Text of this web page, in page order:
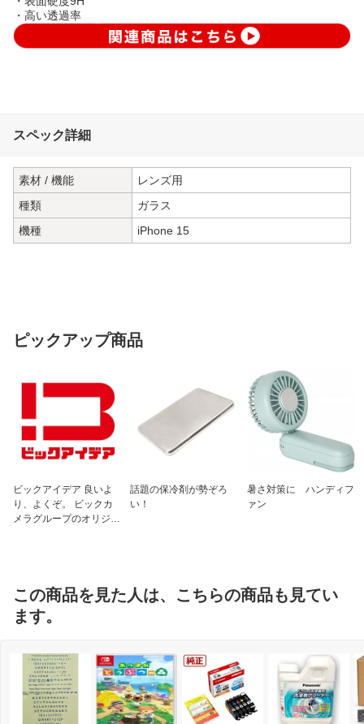
・高い透過率
スペック詳細
素材 / 機能
レンズ用
種類
ガラス
機種
iPhone 15
ピックアップ商品
ビックアイデア 良いよ
り、よくぞ。 ビックカ
メラグループのオリジナ
話題の保冷剤が勢ぞろ
い！
暑さ対策に ハンディフ
ァン
この商品を見た人は、こちらの商品も見てい
ます。